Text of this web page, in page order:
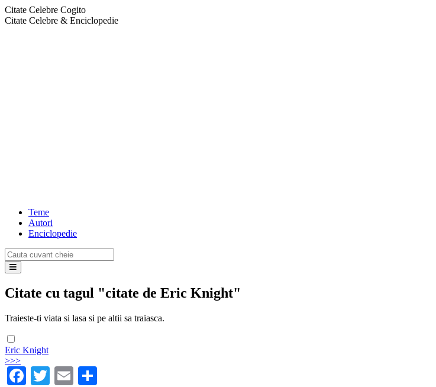
Citate Celebre Cogito
Citate Celebre & Enciclopedie
Teme
Autori
Enciclopedie
Citate cu tagul "citate de Eric Knight"
Traieste-ti viata si lasa si pe altii sa traiasca.
Eric Knight
>>>
Facebook
TwitterEmail